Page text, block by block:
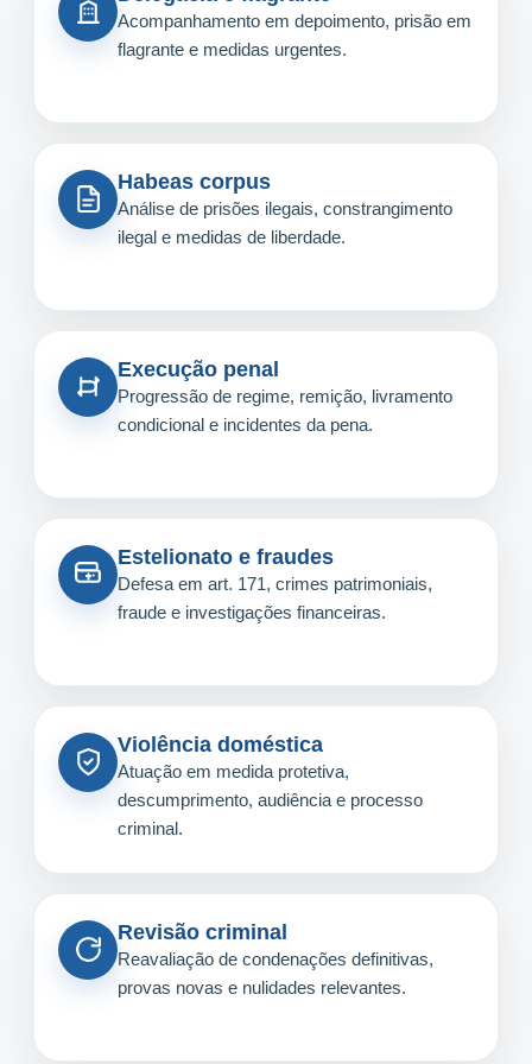
Acompanhamento em depoimento, prisão em
flagrante e medidas urgentes.
Habeas corpus
Análise de prisões ilegais, constrangimento
ilegal e medidas de liberdade.
Execução penal
Progressão de regime, remição, livramento
condicional e incidentes da pena.
Estelionato e fraudes
Defesa em art. 171, crimes patrimoniais,
fraude e investigações financeiras.
Violência doméstica
Atuação em medida protetiva,
descumprimento, audiência e processo
criminal.
Revisão criminal
Reavaliação de condenações definitivas,
provas novas e nulidades relevantes.